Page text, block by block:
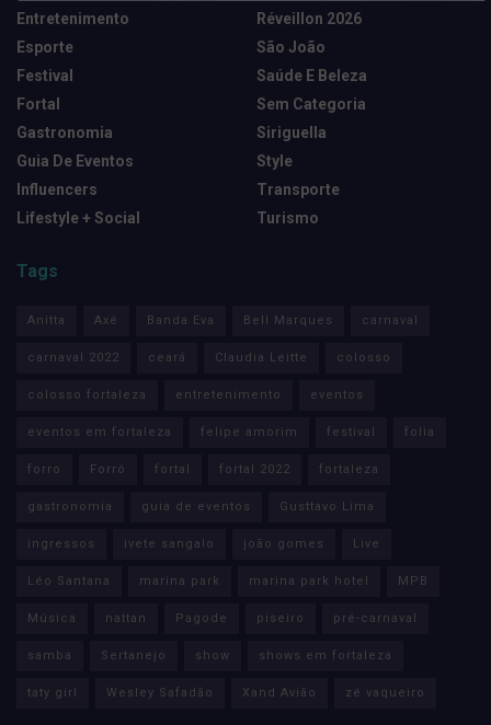
Entretenimento
Esporte
Festival
Fortal
Gastronomia
Guia De Eventos
Influencers
Lifestyle + Social
Réveillon 2026
São João
Saúde E Beleza
Sem Categoria
Siriguella
Style
Transporte
Turismo
Tags
Anitta Axé Banda Eva Bell Marques carnaval
carnaval 2022 ceará Claudia Leitte colosso
colosso fortaleza entretenimento eventos
eventos em fortaleza felipe amorim festival folia
forro Forró fortal fortal 2022 fortaleza
gastronomia guia de eventos Gusttavo Lima
ingressos ivete sangalo joão gomes Live
Léo Santana marina park marina park hotel MPB
Música nattan Pagode piseiro pré-carnaval
samba Sertanejo show shows em fortaleza
taty girl Wesley Safadão Xand Avião zé vaqueiro